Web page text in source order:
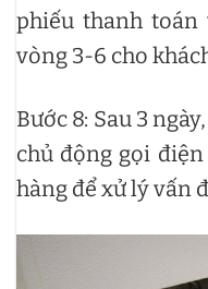
phiếu thanh
vòng 3-6 cho
Bước 8: Sau 3
chủ động gọi
hàng để xử lý vấn